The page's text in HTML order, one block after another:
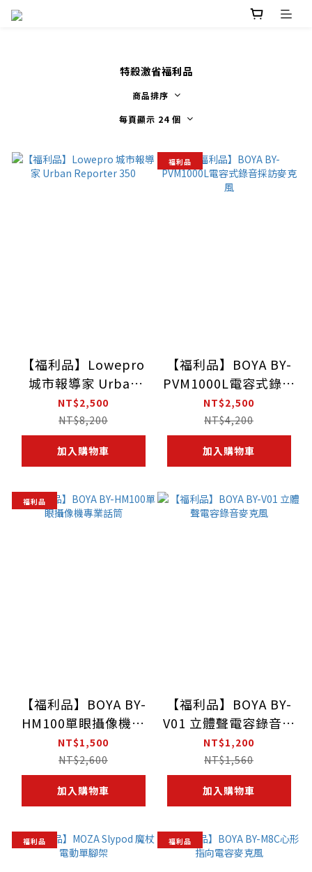
特殺激省福利品
商品排序
每頁顯示 24 個
【福利品】Lowepro
城市報導家 Urban
Reporter 350
NT$2,500
NT$8,200
加入購物車
福利品
【福利品】BOYA BY-
PVM1000L電容式錄音
採訪麥克風
NT$2,500
NT$4,200
加入購物車
福利品
【福利品】BOYA BY-
HM100單眼攝像機專
業話筒
NT$1,500
NT$2,600
加入購物車
【福利品】BOYA BY-
V01 立體聲電容錄音麥
克風
NT$1,200
NT$1,560
加入購物車
福利品 福利品